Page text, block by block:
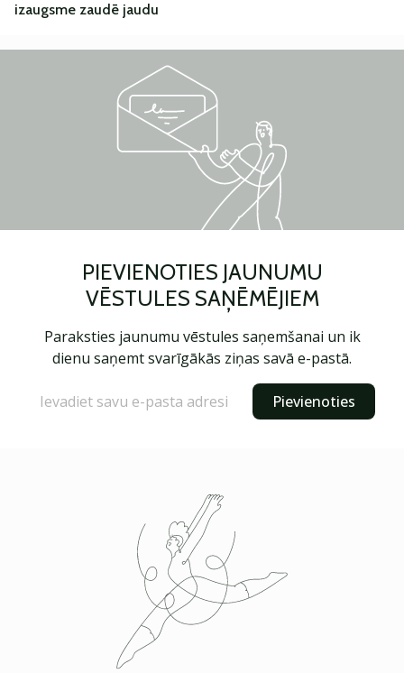
izaugsme zaudē jaudu
PIEVIENOTIES JAUNUMU
VĒSTULES SAŅĒMĒJIEM
Paraksties jaunumu vēstules saņemšanai un ik
dienu saņemt svarīgākās ziņas savā e-pastā.
Pievienoties